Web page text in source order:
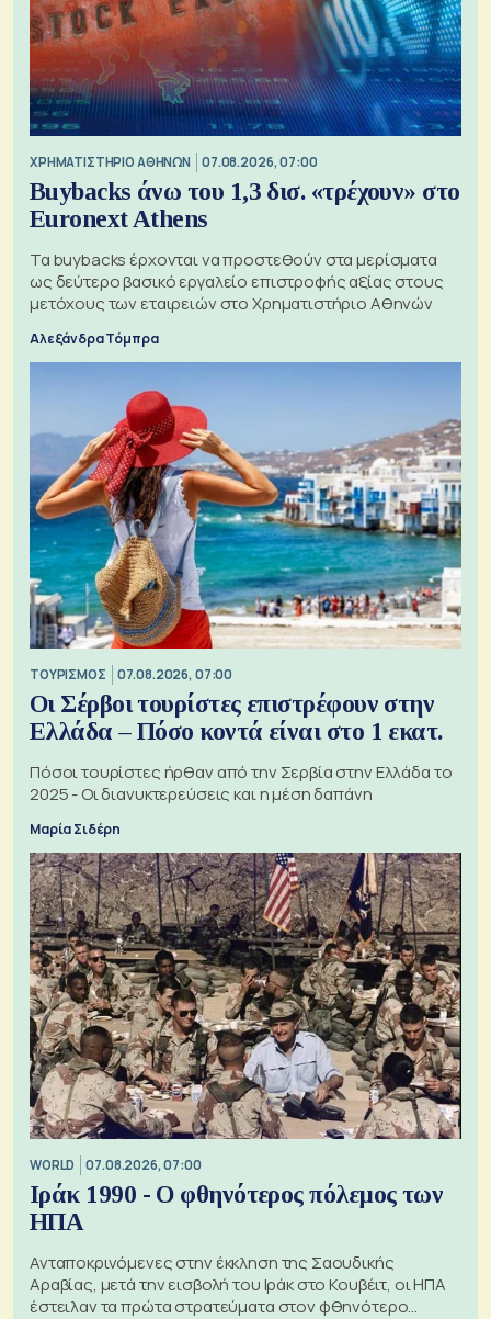
XΡΗΜΑΤΙΣΤΗΡΙΟ ΑΘΗΝΩΝ 07.08.2026, 07:00
Buybacks άνω του 1,3 δισ. «τρέχουν» στο
Euronext Athens
Τα buybacks έρχονται να προστεθούν στα μερίσματα
ως δεύτερο βασικό εργαλείο επιστροφής αξίας στους
μετόχους των εταιρειών στο Χρηματιστήριο Αθηνών
Αλεξάνδρα Τόμπρα
ΤΟΥΡΙΣΜΟΣ 07.08.2026, 07:00
Οι Σέρβοι τουρίστες επιστρέφουν στην
Ελλάδα – Πόσο κοντά είναι στο 1 εκατ.
Πόσοι τουρίστες ήρθαν από την Σερβία στην Ελλάδα το
2025 - Οι διανυκτερεύσεις και η μέση δαπάνη
Μαρία Σιδέρη
WORLD 07.08.2026, 07:00
Ιράκ 1990 - Ο φθηνότερος πόλεμος των
ΗΠΑ
Ανταποκρινόμενες στην έκκληση της Σαουδικής
Αραβίας, μετά την εισβολή του Ιράκ στο Κουβέιτ, οι ΗΠΑ
έστειλαν τα πρώτα στρατεύματα στον φθηνότερο